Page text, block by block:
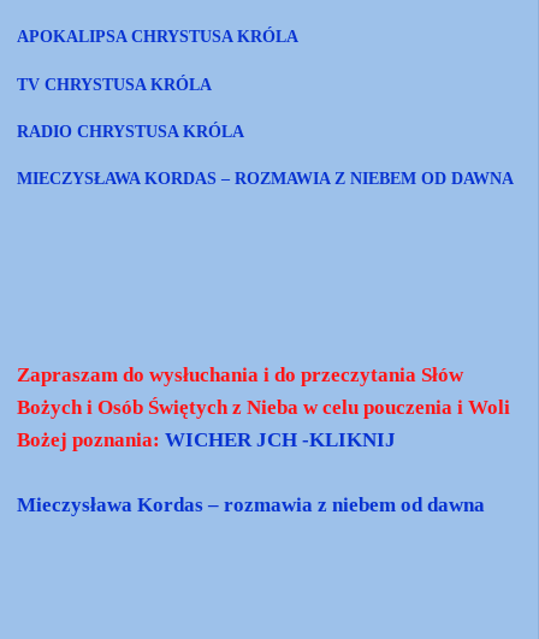
APOKALIPSA CHRYSTUSA KRÓLA
TV CHRYSTUSA KRÓLA
RADIO CHRYSTUSA KRÓLA
MIECZYSŁAWA KORDAS – ROZMAWIA Z NIEBEM OD DAWNA
Zapraszam do wysłuchania i do przeczytania Słów
Bożych i Osób Świętych z Nieba w celu pouczenia i Woli
Bożej poznania:WICHER JCH -KLIKNIJ
Mieczysława Kordas – rozmawia z niebem od dawna